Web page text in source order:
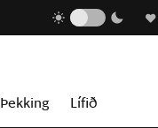
Þekking Lífið